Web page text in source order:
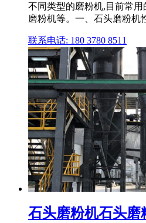
不同类型的磨粉机,目前常
磨粉机等。一、石头磨粉机
联系电话: 180 3780 8511
石头磨粉机石头磨